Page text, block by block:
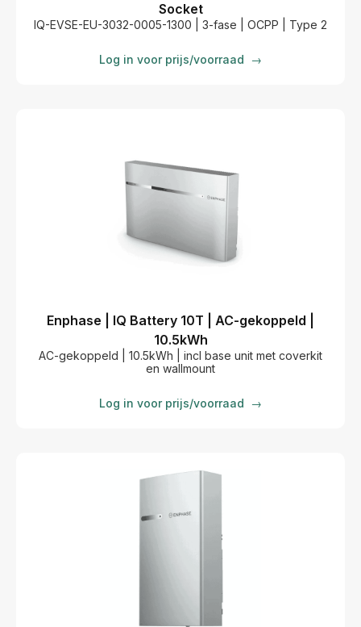
Socket
IQ-EVSE-EU-3032-0005-1300 | 3-fase | OCPP | Type 2
Log in voor prijs/voorraad →
Enphase | IQ Battery 10T | AC-gekoppeld |
10.5kWh
AC-gekoppeld | 10.5kWh | incl base unit met coverkit
en wallmount
Log in voor prijs/voorraad →